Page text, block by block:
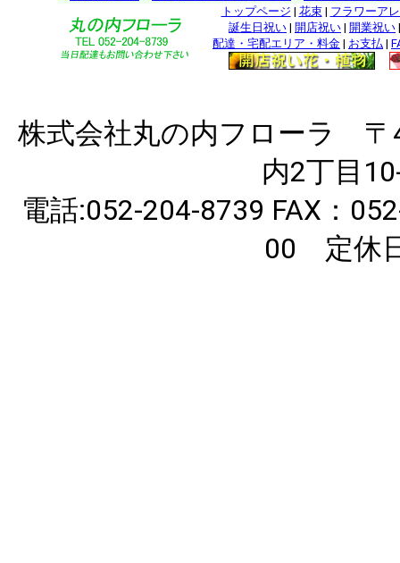
トップページ | 花束| フラワーア
誕生日祝い | 開店祝い | 開業祝い
配達・宅配エリア・料金 | お支払 |
株式会社丸の内フローラ
内2丁目
電話:052-204-8739 FAX：
00 定休